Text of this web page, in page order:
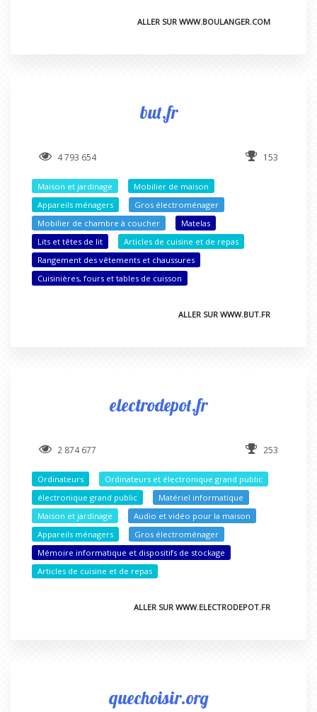
ALLER SUR WWW.BOULANGER.COM
but.fr
4 793 654 153
Maison et jardinage
Mobilier de maison
Appareils ménagers
Gros électroménager
Mobilier de chambre à coucher
Matelas
Lits et têtes de lit
Articles de cuisine et de repas
Rangement des vêtements et chaussures
Cuisinières, fours et tables de cuisson
ALLER SUR WWW.BUT.FR
electrodepot.fr
2 874 677 253
Ordinateurs
Ordinateurs et électronique grand public
électronique grand public
Matériel informatique
Maison et jardinage
Audio et vidéo pour la maison
Appareils ménagers
Gros électroménager
Mémoire informatique et dispositifs de stockage
Articles de cuisine et de repas
ALLER SUR WWW.ELECTRODEPOT.FR
quechoisir.org